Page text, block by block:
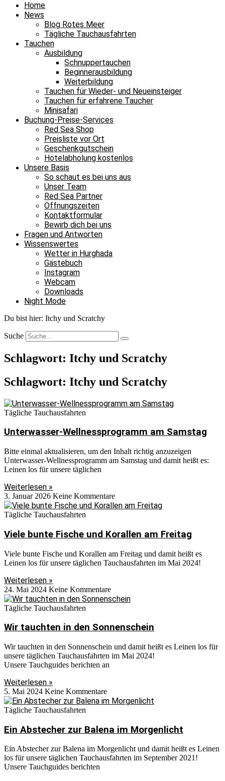
Home
News
Blog Rotes Meer
Tägliche Tauchausfahrten
Tauchen
Ausbildung
Schnuppertauchen
Beginnerausbildung
Weiterbildung
Tauchen für Wieder- und Neueinsteiger
Tauchen für erfahrene Taucher
Minisafari
Buchung-Preise-Services
Red Sea Shop
Preisliste vor Ort
Geschenkgutschein
Hotelabholung kostenlos
Unsere Basis
So schaut es bei uns aus
Unser Team
Red Sea Partner
Öffnungszeiten
Kontaktformular
Bewirb dich bei uns
Fragen und Antworten
Wissenswertes
Wetter in Hurghada
Gästebuch
Instagram
Webcam
Downloads
Night Mode
Du bist hier: Itchy und Scratchy
Suche
Schlagwort: Itchy und Scratchy
Schlagwort: Itchy und Scratchy
Tägliche Tauchausfahrten
Unterwasser-Wellnessprogramm am Samstag
Bitte einmal aktualisieren, um den Inhalt richtig anzuzeigen
Unterwasser-Wellnessprogramm am Samstag und damit heißt es:
Leinen los für unsere täglichen
Weiterlesen »
3. Januar 2026 Keine Kommentare
Tägliche Tauchausfahrten
Viele bunte Fische und Korallen am Freitag
Viele bunte Fische und Korallen am Freitag und damit heißt es
Leinen los für unsere täglichen Tauchausfahrten im Mai 2024!
Weiterlesen »
24. Mai 2024 Keine Kommentare
Tägliche Tauchausfahrten
Wir tauchten in den Sonnenschein
Wir tauchten in den Sonnenschein und damit heißt es Leinen los für
unsere täglichen Tauchausfahrten im Mai 2024!
Unsere Tauchguides berichten an
Weiterlesen »
5. Mai 2024 Keine Kommentare
Tägliche Tauchausfahrten
Ein Abstecher zur Balena im Morgenlicht
Ein Abstecher zur Balena im Morgenlicht und damit heißt es Leinen
los für unsere täglichen Tauchausfahrten im September 2021!
Unsere Tauchguides berichten